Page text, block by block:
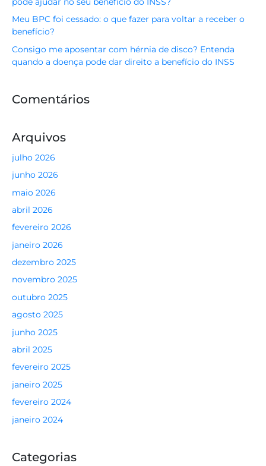
Meu BPC foi cessado: o que fazer para voltar a receber o
benefício?
Consigo me aposentar com hérnia de disco? Entenda
quando a doença pode dar direito a benefício do INSS
Comentários
Arquivos
julho 2026
junho 2026
maio 2026
abril 2026
fevereiro 2026
janeiro 2026
dezembro 2025
novembro 2025
outubro 2025
agosto 2025
junho 2025
abril 2025
fevereiro 2025
janeiro 2025
fevereiro 2024
janeiro 2024
Categorias